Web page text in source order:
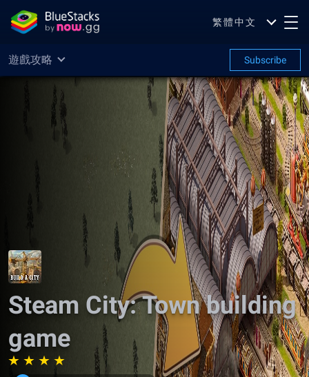
繁體中文
遊戲攻略 Subscribe
Steam City: Town building
game